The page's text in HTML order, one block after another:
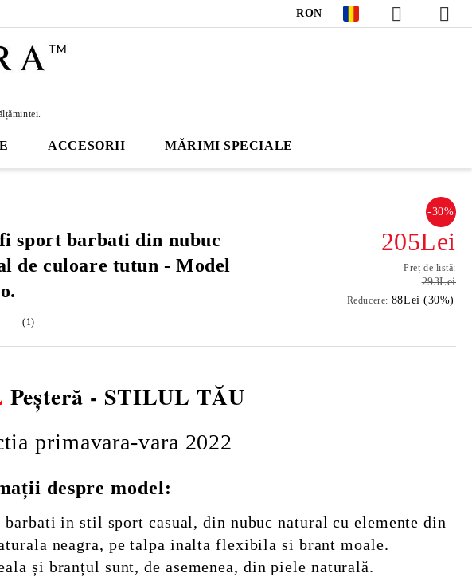
RON
ACCESORII MĂRIMI SPECIALE
sport barbati din nubuc
de culoare tutun - Model
-30%
205Lei
Preț de listă:
293Lei
Reducere: 88Lei (30%)
(1)
Peșteră - STILUL TĂU
primavara-vara 2022
despre model:
barbati in stil sport casual, din nubuc natural cu elemente din
neagra, pe talpa inalta flexibila si brant moale.
și branțul sunt, de asemenea, din piele naturală.